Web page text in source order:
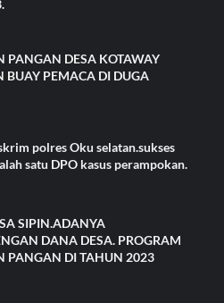
PANGAN DESA KOTAWAY
BUAY PEMACA DI DUGA
polres Oku selatan.sukses
satu DPO kasus perampokan.
SIPIN.ADANYA
DANA DESA. PROGRAM
PANGAN DI TAHUN 2023